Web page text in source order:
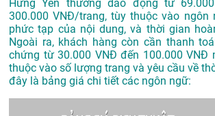
Hưng Yên thường dao động từ
300.000 VNĐ/trang, tùy thuộc vào ngôn
phức tạp của nội dung, và thời gian
Ngoài ra, khách hàng còn cần thanh
chứng từ 30.000 VNĐ đến 100.000 VNĐ
thuộc vào số lượng trang và yêu cầu về
đây là bảng giá chi tiết các ngôn ngữ: